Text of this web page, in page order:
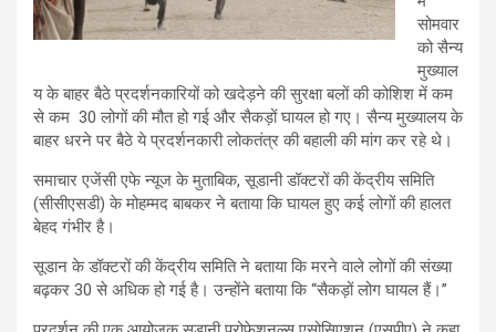
सोमवार
को सैन्य
मुख्याल
य के बाहर बैठे प्रदर्शनकारियों को खदेड़ने की सुरक्षा बलों की कोशिश में कम
से कम 30 लोगों की मौत हो गई और सैकड़ों घायल हो गए। सैन्य मुख्यालय के
बाहर धरने पर बैठे ये प्रदर्शनकारी लोकतंत्र की बहाली की मांग कर रहे थे।
समाचार एजेंसी एफे न्यूज के मुताबिक, सूडानी डॉक्टरों की केंद्रीय समिति
(सीसीएसडी) के मोहम्मद बाबकर ने बताया कि घायल हुए कई लोगों की हालत
बेहद गंभीर है।
सूडान के डॉक्टरों की केंद्रीय समिति ने बताया कि मरने वाले लोगों की संख्या
बढ़कर 30 से अधिक हो गई है। उन्होंने बताया कि ‘‘सैकड़ों लोग घायल हैं।’’